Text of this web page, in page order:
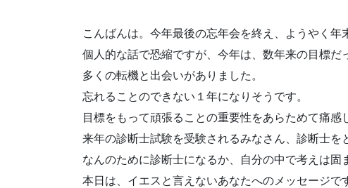
こんばんは。今年最後の忘年会を終え、ようやく年
個人的な話で恐縮ですが、今年は、数年来の目標だ
多くの転機と出会いがありました。
忘れることのできない１年になりそうです。
目標をもって頑張ることの重要性をあらためて痛感
来年の診断士試験を受験されるみなさん、診断士を
なんのために診断士になるか、自分の中で考えは固
本日は、イエスと言えないあなたへのメッセージで